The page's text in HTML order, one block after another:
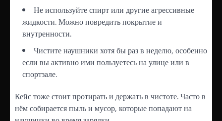
Не используйте спирт или другие агрессивные
жидкости. Можно повредить покрытие и
внутренности.
Чистите наушники хотя бы раз в неделю, особенно
если вы активно ими пользуетесь на улице или в
спортзале.
Кейс тоже стоит протирать и держать в чистоте. Часто в
нём собирается пыль и мусор, которые попадают на